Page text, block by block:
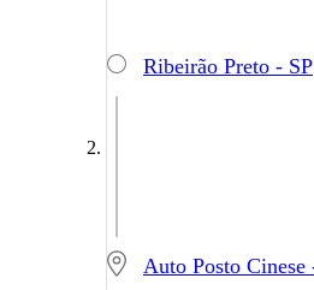
Ribeirão Preto - SP